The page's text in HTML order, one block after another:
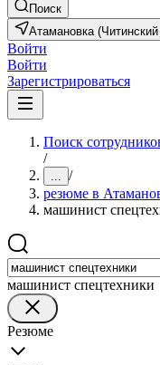
Поиск
Атамановка
Войти
Войти
Зарегистрироваться
Поиск
/
... /
резюме в
машинист
машинист спецтехники
Резюме